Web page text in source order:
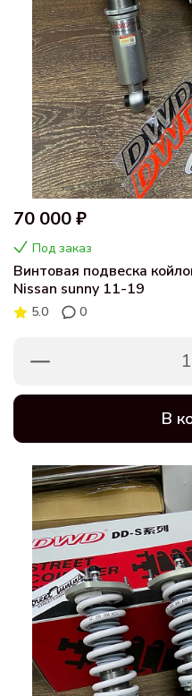
70 000 ₽
Под заказ
Винтовая подвеска
Nissan sunny 11-19
5.0 0
1
В